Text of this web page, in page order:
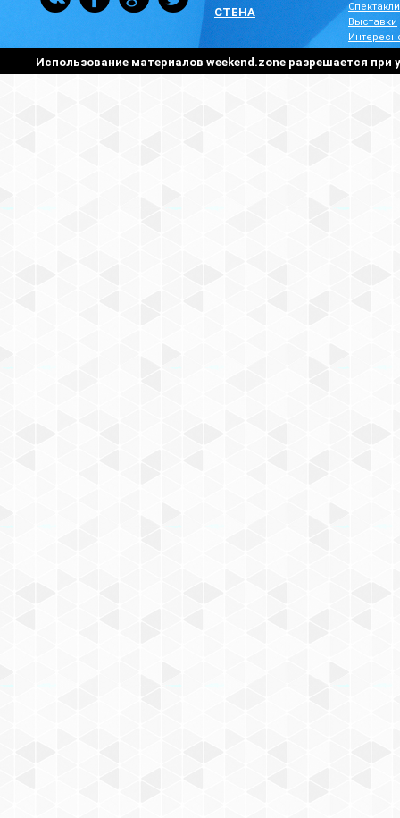
СТЕНА
Спектакли
Выставки
Использование материалов weekend.zone разрешается